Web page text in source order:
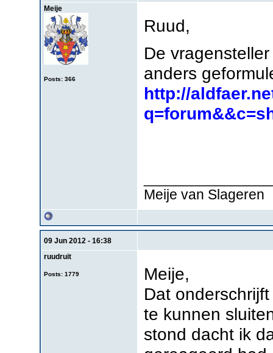
Meije
Posts: 366
Ruud,
De
anders
http://
Meije van Slageren
09 Jun 2012 - 16:38
ruudruit
Posts: 1779
Meije,
Dat
te kunnen
stond dacht ik